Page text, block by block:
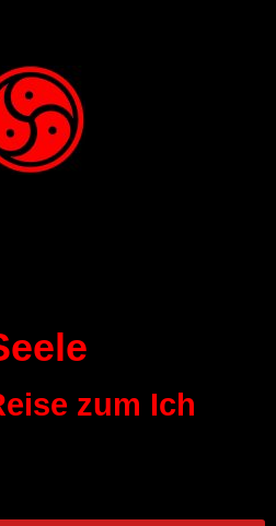
zum Ich